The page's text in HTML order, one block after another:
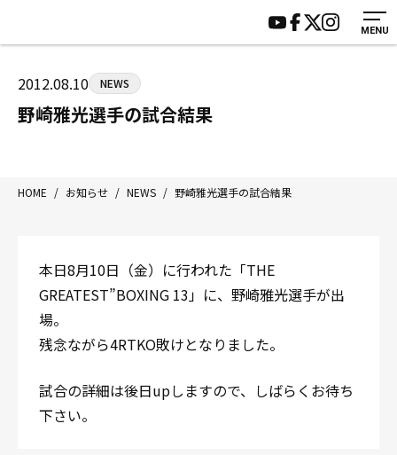
MENU
八王子中屋ボクシングジム
〒192-0072 東京都八王子市南町3-8 第2原嶋ビル1F
営業時間：月〜土 14:00〜22:00 / 日・祝 14:00〜19:00
HOME
ジムについて
トレーニング
入会案内
施設紹介
サポーター募集
2012.08.10 NEWS
野崎雅光選手の試合結果
HOME / お知らせ / NEWS / 野崎雅光選手の試合結果
本日8月10日（金）に行われた「THE
GREATEST”BOXING 13」に、野崎雅光選手が出
場。
残念ながら4RTKO敗けとなりました。
試合の詳細は後日upしますので、しばらくお待ち
下さい。